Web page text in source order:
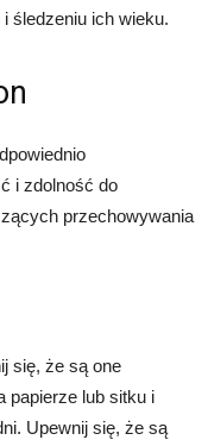
śledzeniu ich wieku.
i zdolność do
przechowywania
się, że są one
papierze lub sitku i
Upewnij się, że są